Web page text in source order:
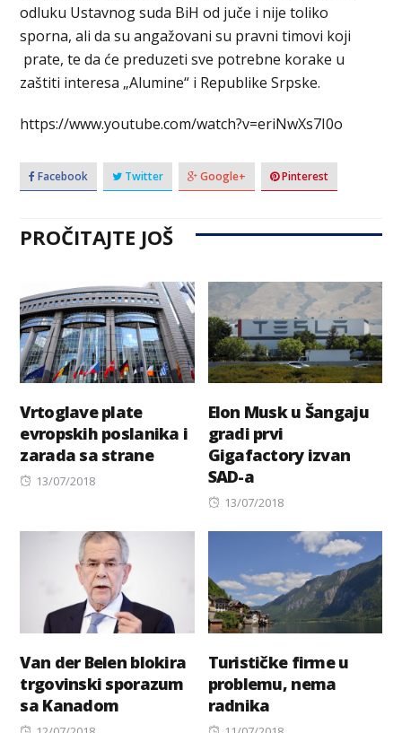
odluku Ustavnog suda BiH od juče i nije toliko
sporna, ali da su angažovani su pravni timovi koji
prate, te da će preduzeti sve potrebne korake u
zaštiti interesa „Alumine“ i Republike Srpske.
https://www.youtube.com/watch?v=eriNwXs7I0o
Facebook Twitter Google+ Pinterest
PROČITAJTE JOŠ
Vrtoglave plate
evropskih poslanika i
zarada sa strane
Posted
13/07/2018
Elon Musk u Šangaju
gradi prvi
Gigafactory izvan
SAD-a
Posted
13/07/2018
Van der Belen blokira
trgovinski sporazum
sa Kanadom
Turističke firme u
problemu, nema
radnika